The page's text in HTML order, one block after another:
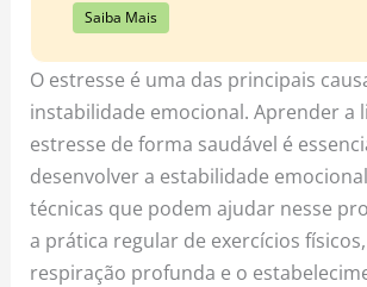
Saiba Mais
O estresse é uma das principais
instabilidade emocional. Aprender a
estresse de forma saudável é
desenvolver a estabilidade
técnicas que podem ajudar nesse
a prática regular de exercícios
respiração profunda e o